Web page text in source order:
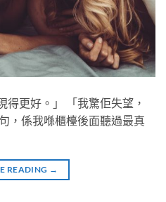
得更好。」 「我驚佢失望，
，係我喺櫃檯後面聽過最真
READING →